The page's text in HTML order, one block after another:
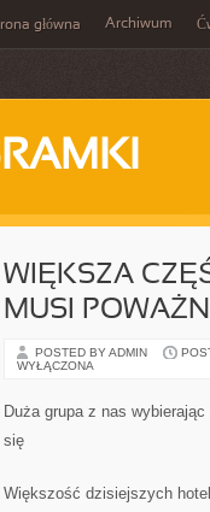
główna Archiwum
WIĘKSZA
MUSI
POSTED BY ADMIN
WYŁĄCZONA
Duża grupa z nas
się
Większość dzisiejszych